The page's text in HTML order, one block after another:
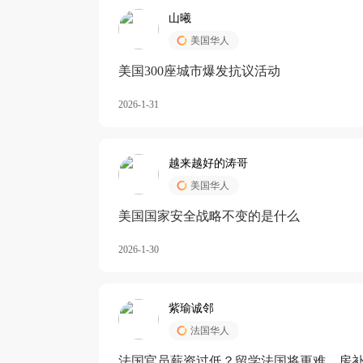
山曦
美国华人
美国300座城市爆发抗议活动
2026-1-31
越来越好的涛哥
美国华人
美国国家安全战略不变的是什么
2026-1-30
紫瑜诚邻
法国华人